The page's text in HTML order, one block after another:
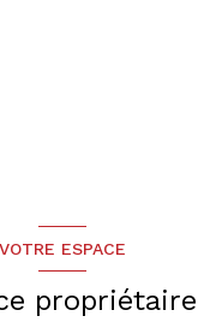
VOTRE ESPACE
propriétaire